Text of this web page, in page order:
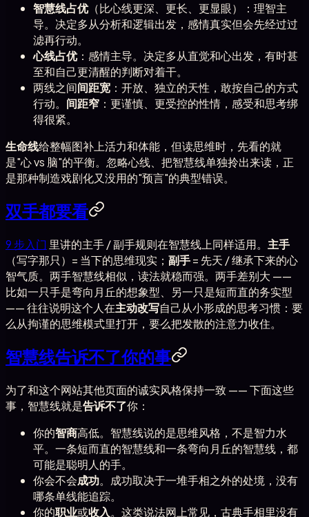
智慧线占优（比心线更深、更长、更显眼）：理智主
导。决定多从分析和逻辑出发，感情真实但会先经过过
滤再行动。
心线占优：感情主导。决定多从直觉和心出发，有时甚
至和自己更清醒的判断对着干。
两线之间间距宽 ：开放、独立的天性，敢按自己的方式
行动。 间距窄 ：更谨慎、更受控的性情，感受和思考绑
得很紧。
生命线给整幅图补上活力和体能，但读思维时，先看的就
是"心 vs 脑"的平衡。忽略心线、把智慧线单独拎出来读，正
是那种制造戏剧化又没用的"预言"的典型错误。
双手都要看
9 步入门 里讲的主手 / 副手规则在智慧线上同样适用。 主手
（写字那只）= 当下的思维现实； 副手= 先天 / 继承下来的心
智气质。两手智慧线相似，读法就稳而强。两手差别大 ——
比如一只手是弯向月丘的想象型、另一只是短而直的务实型
—— 往往说明这个人在主动改写自己从小形成的思考习惯：要
么从拘谨的思维模式里打开，要么把发散的注意力收住。
智慧线告诉不了你的事
为了和这个网站其他页面的诚实风格保持一致 —— 下面这些
事，智慧线就是告诉不了你：
你的智商高低。智慧线说的是思维风格，不是智力水
平。一条短而直的智慧线和一条弯向月丘的智慧线，都
可能是聪明人的手。
你会不会成功。成功取决于一堆手相之外的处境，没有
哪条单线能追踪。
你的职业或收入。这类说法网上常见，古典手相里没有